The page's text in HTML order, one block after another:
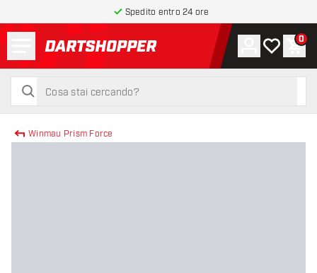
Spedito entro 24 ore
torna alla home page
cerca
cerca
Account
La mia0
Winmau Prism Force